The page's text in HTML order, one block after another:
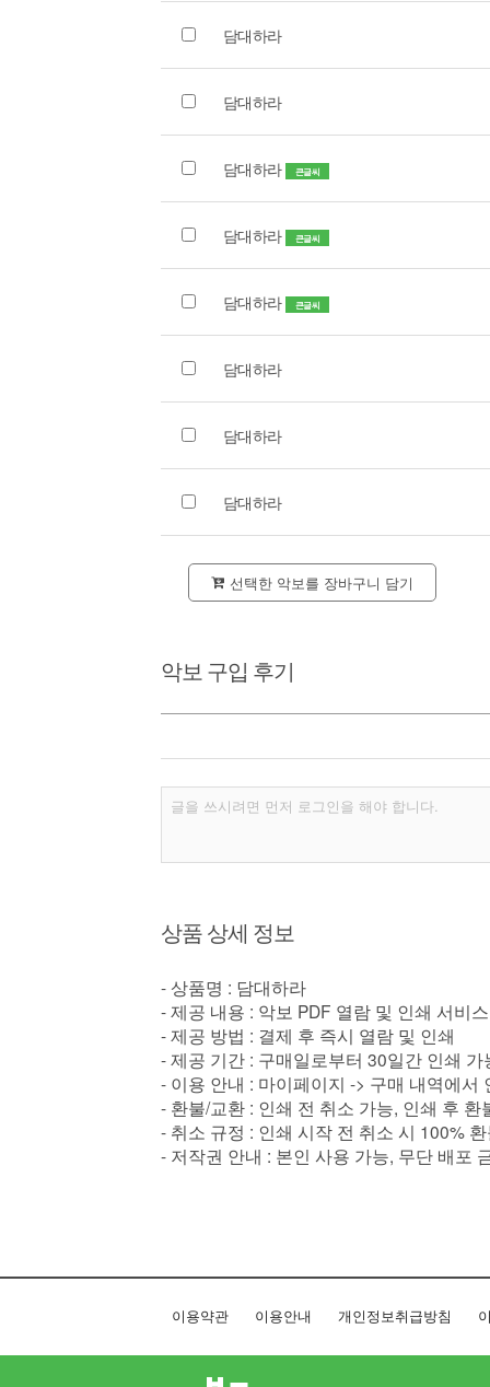
담대하라
담대하라
담대하라 큰글씨
담대하라 큰글씨
담대하라 큰글씨
담대하라
담대하라
담대하라
선택한 악보를 장바구니 담기
악보 구입 후기
상품 상세 정보
- 상품명 : 담대하라
- 제공 내용 : 악보 PDF 열람 및 인쇄 서비스
- 제공 방법 : 결제 후 즉시 열람 및 인쇄
- 제공 기간 : 구매일로부터 30일간 인쇄
- 이용 안내 : 마이페이지 -> 구매 내역에서
- 환불/교환 : 인쇄 전 취소 가능, 인쇄 후 환
- 취소 규정 : 인쇄 시작 전 취소 시 100%
- 저작권 안내 : 본인 사용 가능, 무단 배포
이용약관 이용안내 개인정보취급방침